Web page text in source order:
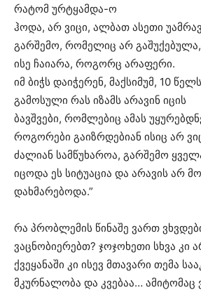
რატომ ურტყამდა-ო
ჰოდა, არ ვიცი, ალბათ ასეთი
გარშემო, რომელიც არ გაშუქებულა,
ისე ჩაიარა, როგორც არაფერი.
იმ ბიჭს დაიჭერენ, მაქსიმუმ, 10
გამოსული რას იზამს არავინ იცის
ბავშვები, რომლებიც ამას
როგორები გაიზრდებიან ისიც არ
ძალიან სამწუხაროა, გარშემო
იცოდა ეს სიტუაცია და არავის არ
დახმარებოდა.”
რა პრობლემის წინაშე ვართ
ვაცნობიერებთ? ჯოჯოხეთი სხვა კი
ქვეყანაში კი ისევ მთავარი თემა
მკურნალობა და კვებაა… ამიტომაც